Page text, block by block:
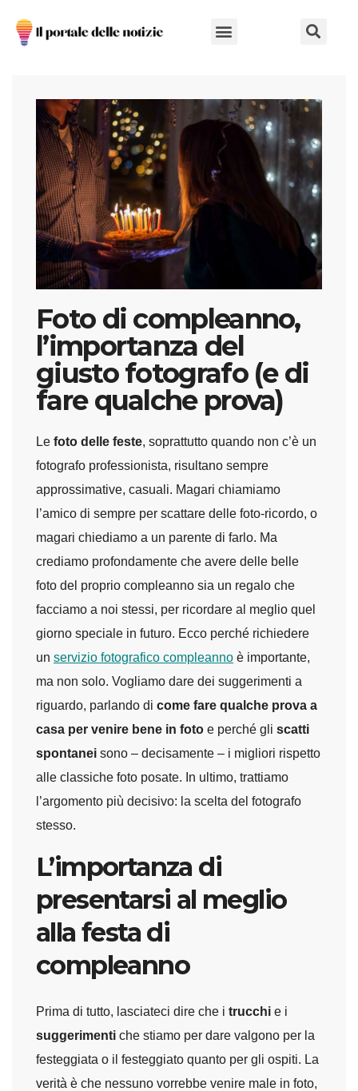
Foto di compleanno,
l’importanza del
giusto fotografo (e di
fare qualche prova)
Le foto delle feste, soprattutto quando non c’è un
fotografo professionista, risultano sempre
approssimative, casuali. Magari chiamiamo
l’amico di sempre per scattare delle foto-ricordo, o
magari chiediamo a un parente di farlo. Ma
crediamo profondamente che avere delle belle
foto del proprio compleanno sia un regalo che
facciamo a noi stessi, per ricordare al meglio quel
giorno speciale in futuro. Ecco perché richiedere
un servizio fotografico compleanno è importante,
ma non solo. Vogliamo dare dei suggerimenti a
riguardo, parlando di come fare qualche prova a
casa per venire bene in foto e perché gli scatti
spontanei sono – decisamente – i migliori rispetto
alle classiche foto posate. In ultimo, trattiamo
l’argomento più decisivo: la scelta del fotografo
stesso.
L’importanza di
presentarsi al meglio
alla festa di
compleanno
Prima di tutto, lasciateci dire che i trucchi e i
suggerimenti che stiamo per dare valgono per la
festeggiata o il festeggiato quanto per gli ospiti. La
verità è che nessuno vorrebbe venire male in foto,